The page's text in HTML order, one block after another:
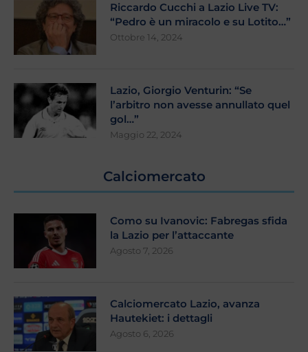
Riccardo Cucchi a Lazio Live TV:
“Pedro è un miracolo e su Lotito…”
Ottobre 14, 2024
Lazio, Giorgio Venturin: “Se
l’arbitro non avesse annullato quel
gol…”
Maggio 22, 2024
Calciomercato
Como su Ivanovic: Fabregas sfida
la Lazio per l’attaccante
Agosto 7, 2026
Calciomercato Lazio, avanza
Hautekiet: i dettagli
Agosto 6, 2026